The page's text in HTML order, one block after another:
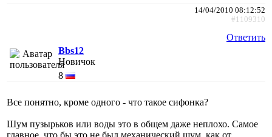
14/04/2010 08:12:52
#1109310
Ответить
Bbs12
Новичок
8
Все понятно, кроме одного - что такое сифонка?
Шум пузырьков или воды это в общем даже неплохо. Самое
главное, что бы это не был механический шум, как от